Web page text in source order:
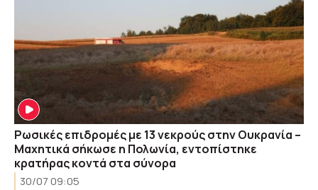
Ρωσικές επιδρομές με 13 νεκρούς στην Ουκρανία –
Μαχητικά σήκωσε η Πολωνία, εντοπίστηκε
κρατήρας κοντά στα σύνορα
30/07 09:05